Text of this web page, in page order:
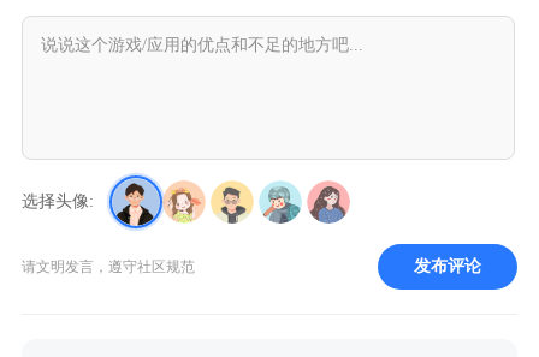
选择头像:
请文明发言，遵守社区规范 发布评论